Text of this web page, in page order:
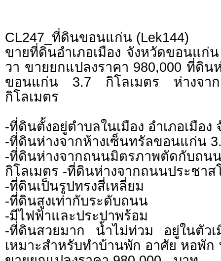
CL247_ที่ดินขอนแก่น (Lek144)
ขายที่ดินอำเภอเมือง จังหวัดขอนแก่
วา ขายยกแปลงราคา 980,000 ที่ดิน
ขอนแก่น 3.7 กิโลเมตร ห่างจา
กิโลเมตร
-ที่ดินตั้งอยู่ตำบลในเมือง อำเภอเมือ
-ที่ดินห่างจากห้างเซ็นทรัลขอนแก่น
-ที่ดินห่างจากถนนมิตรภาพตัดกั
กิโลเมตร -ที่ดินห่างจากถนนประชาส
-ที่ดินเป็นรูปทรงสี่เหลี่ยม
-ที่ดินสูงเท่ากับระดับถนน
-มีไฟฟ้าและประปาพร้อม
-ที่ดินสวยมาก น้ำไม่ท่วม อยู่ในตัว
เหมาะสำหรับทำบ้านพัก อาศัย หอพัก